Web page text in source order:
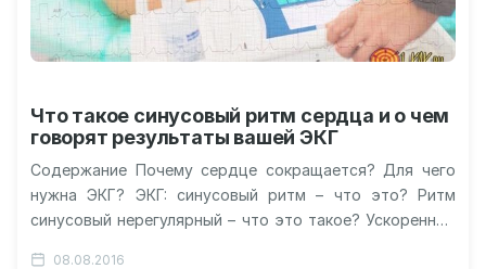
Что такое синусовый ритм сердца и о чем
говорят результаты вашей ЭКГ
Содержание Почему сердце сокращается? Для чего
нужна ЭКГ? ЭКГ: синусовый ритм – что это? Ритм
синусовый нерегулярный – что это такое? Ускоренный
08.08.2016